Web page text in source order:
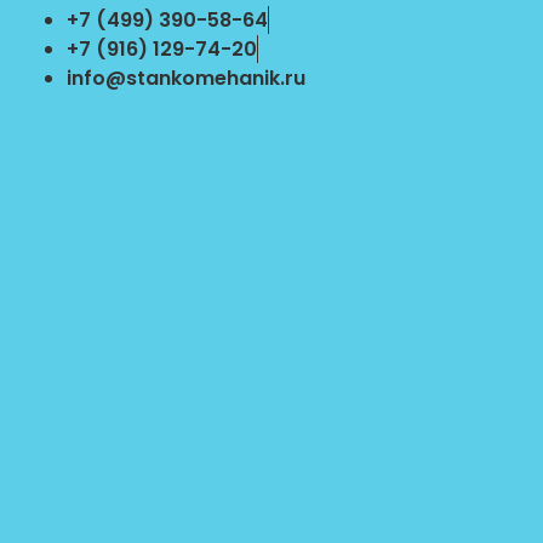
Перейти
содержимому
+7 (499) 390-58-64
+7 (916) 129-74-20
info@stankomehanik.ru